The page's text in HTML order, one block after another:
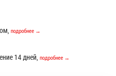
подробнее →
14 дней, подробнее →